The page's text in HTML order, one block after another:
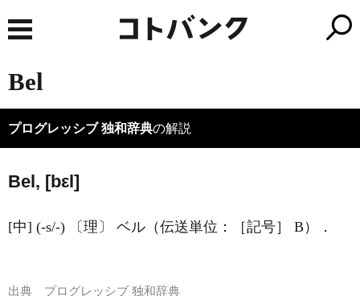
Bel
プログレッシブ 独和辞典の解説
Bel, [bεl]
[中] (-s/-) 〔理〕 ベル（伝送単位：［記号］ B）．
出典 プログレッシブ 独和辞典